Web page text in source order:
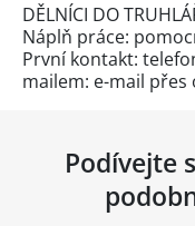
DĚLNÍCI DO
Náplň práce:
První kontakt:
mailem: e-mail přes
Podívejte